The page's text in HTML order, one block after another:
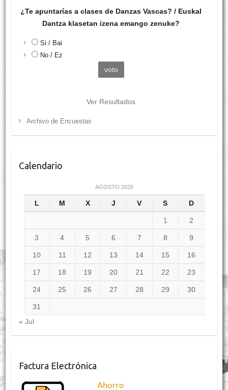
r
¿Te apuntarías a clases de Danzas Vascas? / Euskal
Dantza klasetan izena emango zenuke?
Si / Bai
No / Ez
Ver Resultados
Archivo de Encuestas
Calendario
AGOSTO 2026
L M X J V S D
1 2
3 4 5 6 7 8 9
10 11 12 13 14 15 16
17 18 19 20 21 22 23
24 25 26 27 28 29 30
31
« Jul
Factura Electrónica